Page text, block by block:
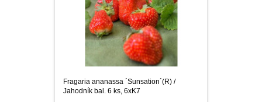
Fragaria ananassa ´Sunsation´(R) /
Jahodník bal. 6 ks, 6xK7